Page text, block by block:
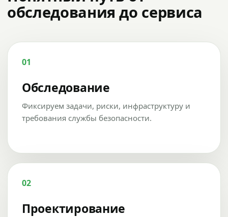
обследования до сервиса
01
Обследование
Фиксируем задачи, риски, инфраструктуру и
требования службы безопасности.
02
Проектирование